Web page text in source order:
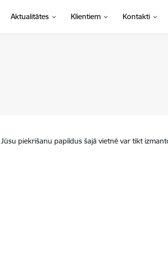
Aktualitātes Klientiem Kontakti
piekrišanu papildus šajā vietnē var tikt